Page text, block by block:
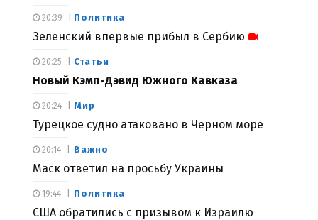
Политика
Зеленский впервые прибыл в Сербию
20:39
Статьи
Новый Кэмп-Дэвид Южного Кавказа
20:25
Мир
Турецкое судно атаковано в Черном море
20:24
Важно
Маск ответил на просьбу Украины
20:14
Политика
США обратились с призывом к Израилю
19:44